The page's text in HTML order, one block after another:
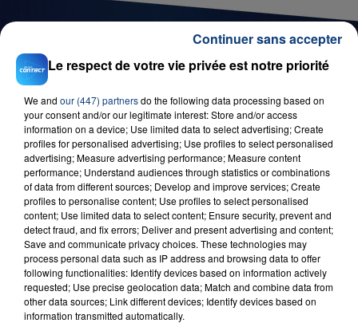
D'AUTRES JEUX
29 août 2025
LE MOT CASH !
Le respect de votre vie privée est notre priorité
We and our (447) partnersdo the following data processing based on
your consent and/or our legitimate interest: Store and/or access
information on a device; Use limited data to select advertising; Create
profiles for personalised advertising; Use profiles to select personalised
advertising; Measure advertising performance; Measure content
performance; Understand audiences through statistics or combinations
of data from different sources; Develop and improve services; Create
profiles to personalise content; Use profiles to select personalised
content; Use limited data to select content; Ensure security, prevent and
detect fraud, and fix errors; Deliver and present advertising and content;
Save and communicate privacy choices. These technologies may
process personal data such as IP address and browsing data to offer
following functionalities: Identify devices based on information actively
requested; Use precise geolocation data; Match and combine data from
other data sources; Link different devices; Identify devices based on
information transmitted automatically.
Continuer sans accepter